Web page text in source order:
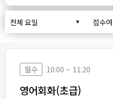
전체 요일 접수
영어회화(초급)
월수 10:00 ~ 11:20